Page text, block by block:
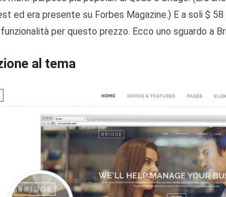
ed era presente su Forbes Magazine.) E a soli $
per questo prezzo. Ecco uno sguardo a
al tema